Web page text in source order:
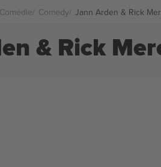
Comedy Jann Arden & Rick
& Rick